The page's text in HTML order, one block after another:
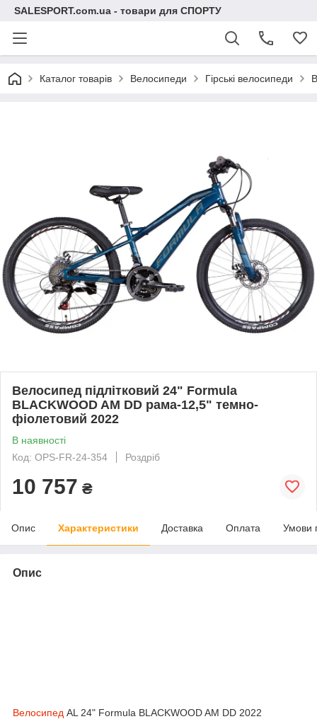
SALESPORT.com.ua - товари для СПОРТУ
Каталог товарів Велосипеди Гірські велосипеди
Велосипед підлітковий 24" Formula
BLACKWOOD AM DD рама-12,5" темно-
фіолетовий 2022
В наявності
Код: OPS-FR-24-354
Роздріб
10 757 ₴
Опис Характеристики Доставка Оплата Умови
Опис
Велосипед AL 24" Formula BLACKWOOD AM DD 2022